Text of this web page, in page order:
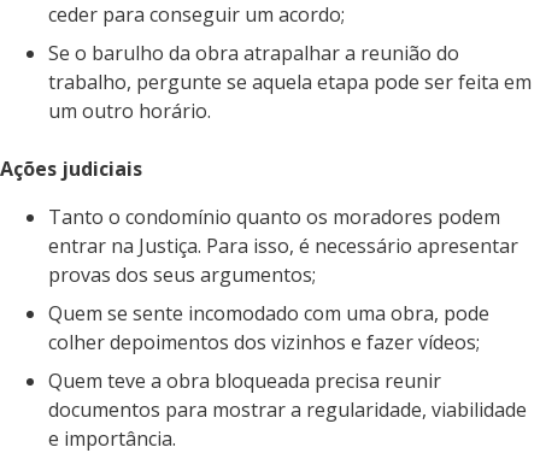
ceder para conseguir um acordo;
Se o barulho da obra atrapalhar a reunião do
trabalho, pergunte se aquela etapa pode ser feita em
um outro horário.
Ações judiciais
Tanto o condomínio quanto os moradores podem
entrar na Justiça. Para isso, é necessário apresentar
provas dos seus argumentos;
Quem se sente incomodado com uma obra, pode
colher depoimentos dos vizinhos e fazer vídeos;
Quem teve a obra bloqueada precisa reunir
documentos para mostrar a regularidade, viabilidade
e importância.